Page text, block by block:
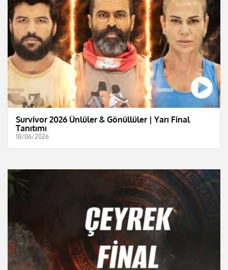
Survivor 2026 Ünlüler & Gönüllüler | Yarı Final
Tanıtımı
18/06/2026